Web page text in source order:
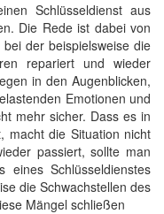
Schlüsseldienst aus
Die Rede ist dabei von
der beispielsweise die
repariert und wieder
in den Augenblicken,
Emotionen und
mehr sicher. Dass es in
macht die Situation nicht
passiert, sollte man
Schlüsseldienstes
die Schwachstellen des
Mängel schließen